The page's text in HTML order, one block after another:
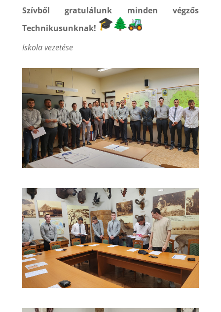
Szívből gratulálunk minden végzős
Technikusunknak!
Iskola vezetése